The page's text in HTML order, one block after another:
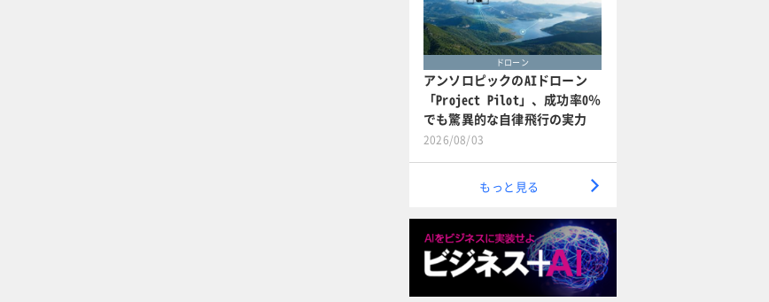
ドローン
アンソロピックのAIドローン
「Project Pilot」、成功率0％
でも驚異的な自律飛行の実力
2026/08/03
もっと見る